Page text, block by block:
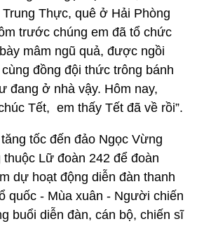
Thực, quê ở Hải Phòng
trước chúng em đã tổ chức
mâm ngũ quả, được ngồi
đồng đội thức trông bánh
đang ở nhà vậy. Hôm nay,
Tết, em thấy Tết đã về rồi”.
tốc đến đảo Ngọc Vừng
thuộc Lữ đoàn 242 để đoàn
dự hoạt động diễn đàn thanh
quốc - Mùa xuân - Người chiến
buổi diễn đàn, cán bộ, chiến sĩ